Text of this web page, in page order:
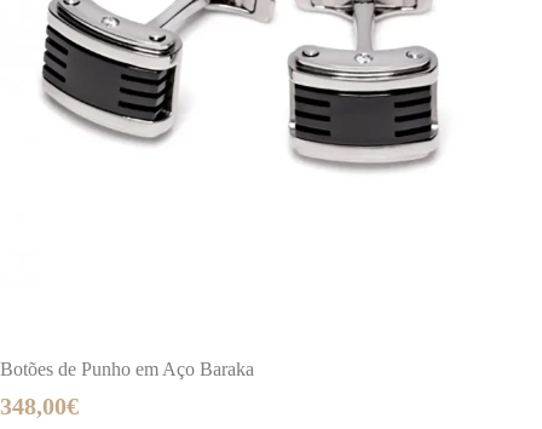
Botões de Punho em Aço Baraka
348,00€